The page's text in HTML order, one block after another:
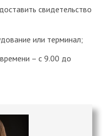
свидетельство
или терминал;
– с 9.00 до